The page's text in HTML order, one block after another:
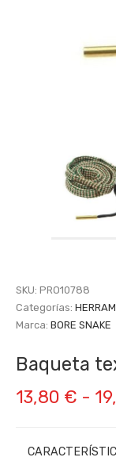
SKU: PRO10788
Categorías:
Marca: BORE SNAKE
Baqueta
13,80 € -